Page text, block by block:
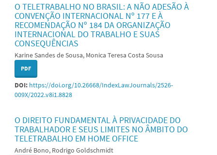
O TELETRABALHO NO BRASIL: A NÃO ADESÃO À
CONVENÇÃO INTERNACIONAL Nº 177 E À
RECOMENDAÇÃO Nº 184 DA ORGANIZAÇÃO
INTERNACIONAL DO TRABALHO E SUAS
CONSEQUÊNCIAS
Karine Sandes de Sousa, Monica Teresa Costa Sousa
PDF
DOI: https://doi.org/10.26668/IndexLawJournals/2526-
009X/2022.v8i1.8828
O DIREITO FUNDAMENTAL À PRIVACIDADE DO
TRABALHADOR E SEUS LIMITES NO ÂMBITO DO
TELETRABALHO EM HOME OFFICE
André Bono, Rodrigo Goldschmidt